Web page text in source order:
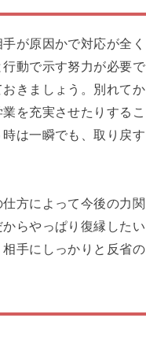
が原因かで対応が全く
動で示す努力が必要で
きましょう。別れてか
を充実させたりするこ
は一瞬でも、取り戻す
方によって今後の力関
らやっぱり復縁したい
手にしっかりと反省の